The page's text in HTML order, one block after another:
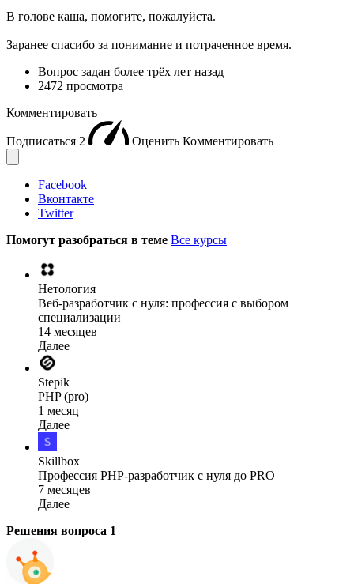
В голове каша, помогите, пожалуйста.
Заранее спасибо за понимание и потраченное время.
Вопрос задан более трёх лет назад
2472 просмотра
Комментировать
Подписаться 2 Оценить Комментировать
Facebook
Вконтакте
Twitter
Помогут разобраться в теме Все курсы
Нетология
Веб-разработчик с нуля: профессия с выбором
специализации
14 месяцев
Далее
Stepik
PHP (pro)
1 месяц
Далее
Skillbox
Профессия PHP-разработчик с нуля до PRO
7 месяцев
Далее
Решения вопроса 1